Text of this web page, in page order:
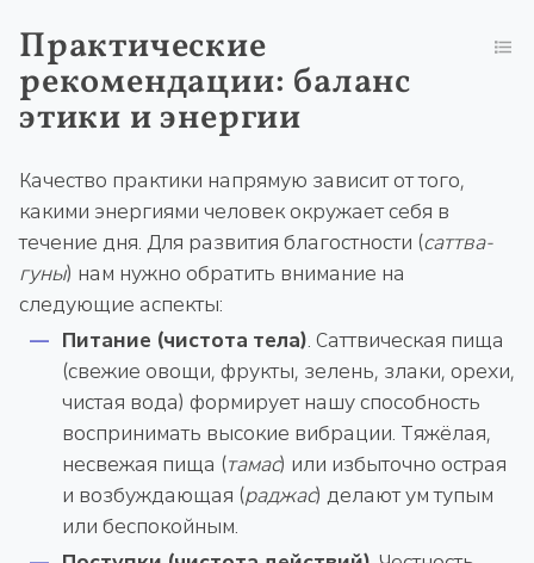
Практические
рекомендации: баланс
этики и энергии
Качество практики напрямую зависит от того,
какими энергиями человек окружает себя в
течение дня. Для развития благостности (саттва-
гуны) нам нужно обратить внимание на
следующие аспекты:
Питание (чистота тела). Саттвическая пища
(свежие овощи, фрукты, зелень, злаки, орехи,
чистая вода) формирует нашу способность
воспринимать высокие вибрации. Тяжёлая,
несвежая пища (тамас) или избыточно острая
и возбуждающая (раджас) делают ум тупым
или беспокойным.